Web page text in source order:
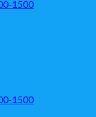
1500
1500